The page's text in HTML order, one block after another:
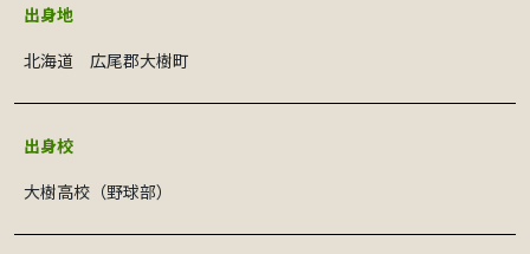
出身地
北海道 広尾郡大樹町
出身校
大樹高校（野球部）